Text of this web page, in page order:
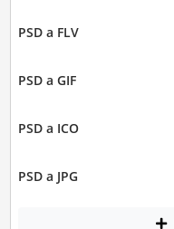
PSD a FLV
PSD a GIF
PSD a ICO
PSD a JPG